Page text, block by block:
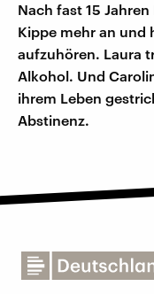
Nach fast 15
Kippe mehr an und
aufzuhören. Laura
Alkohol. Und
ihrem Leben
Abstinenz.